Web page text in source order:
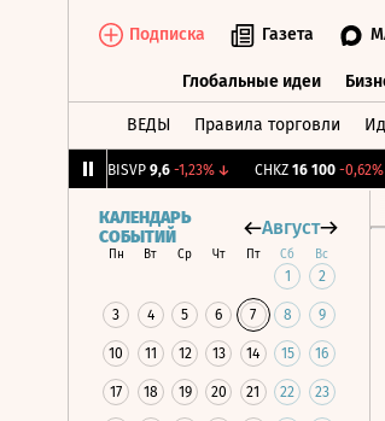
Подписка Газета
Глобальные идеи
ВЕДЫ Правила торговли
BISVP 9,6 -1,23%↓ CHKZ 16 100 -0,62%
КАЛЕНДАРЬ
СОБЫТИЙ
Август
Пн Вт Ср Чт Пт Сб Вс
1 2
3 4 5 6 7 8 9
10 11 12 13 14 15 16
17 18 19 20 21 22 23